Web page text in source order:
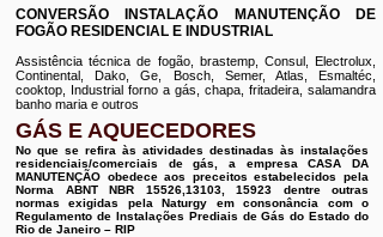
CONVERSÃO INSTALAÇÃO MANUTENÇÃO DE
FOGÃO RESIDENCIAL E INDUSTRIAL
Assistência técnica de fogão, brastemp, Consul, Electrolux,
Continental, Dako, Ge, Bosch, Semer, Atlas, Esmaltéc,
cooktop, Industrial forno a gás, chapa, fritadeira, salamandra
banho maria e outros
GÁS E AQUECEDORES
No que se refira às atividades destinadas às instalações
residenciais/comerciais de gás, a empresa CASA DA
MANUTENÇÃO obedece aos preceitos estabelecidos pela
Norma ABNT NBR 15526,13103, 15923 dentre outras
normas exigidas pela Naturgy em consonância com o
Regulamento de Instalações Prediais de Gás do Estado do
Rio de Janeiro – RIP